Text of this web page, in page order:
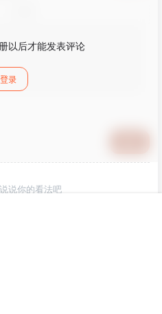
以后才能发表评论
登录
说你的看法吧